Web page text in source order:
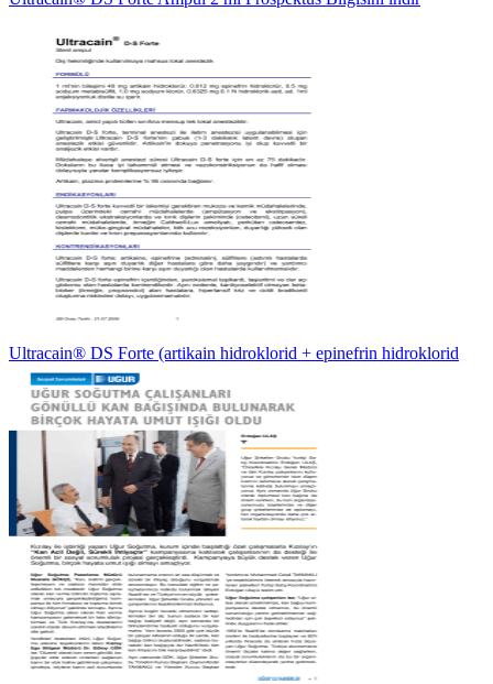
Ultracain® DS Forte (artikain hidroklorid + epinefrin hidroklorid